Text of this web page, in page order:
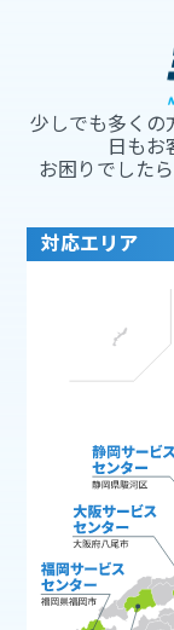
少しでも多くの
日もお
お困りでした
対応エリア